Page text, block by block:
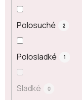
Polosuché 2
Polosladké 1
Sladké 0